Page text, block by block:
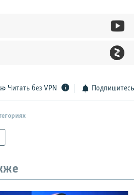
Читать без VPN Подпишитесь